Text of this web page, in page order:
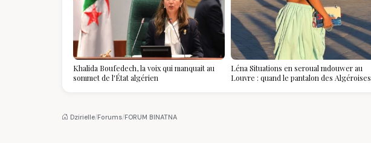
Khalida Boufedech, la voix qui manquait au
sommet de l'État algérien
Léna Situations en seroual mdouwer au
Louvre : quand le pantalon des Algéroises
Dzirielle/Forums/FORUM BINATNA